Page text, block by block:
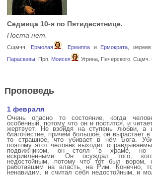
Седмица 10-я по Пятидесятнице.
Поста нет.
Сщмчч. Ермолая Ермиппаи Ермократа ,
Параскевы. Прп. Моисея Угрина, Печерского. Сщмч.
Проповедь
1 февраля
Очень опасно то состояние, когда
особенный, потому что он и постится, и
жертвует. Не взойдя на ступень любви, а
благочестие, причём большое, он вырастает
то страшное, что убивает в нём Бога.
поэтому этот человек выходит
подвижником, он стоял в храме,
искривлёнными. Он осуждал того,
недостойным, потому что тот был вором,
работавшим на власть, на Рим. Конечно,
ненавидим, и считал себя недостойным, и